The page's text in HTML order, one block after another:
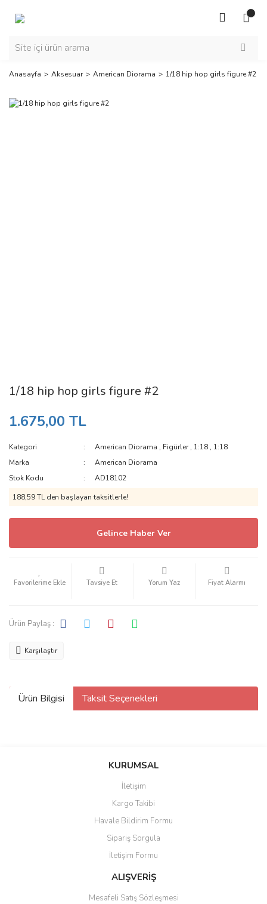
Anasayfa Aksesuar American Diorama 1/18 hip hop girls figure #2
1/18 hip hop girls figure #2
1.675,00 TL
Kategori American Diorama , Figürler, 1:18 , 1:18
Marka
American Diorama
Stok Kodu
AD18102
188,59 TL den başlayan taksitlerle!
Gelince Haber Ver
Tavsiye Et Yorum Yaz Fiyat Alarmı
Ürün Paylaş :
Karşılaştır
Ürün Bilgisi Taksit Seçenekleri
KURUMSAL
İletişim
Kargo Takibi
Havale Bildirim Formu
Sipariş Sorgula
İletişim Formu
ALIŞVERİŞ
Mesafeli Satış Sözleşmesi